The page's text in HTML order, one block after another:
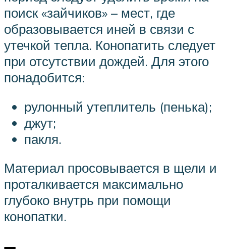
поиск «зайчиков» – мест, где
образовывается иней в связи с
утечкой тепла. Конопатить следует
при отсутствии дождей. Для этого
понадобится:
рулонный утеплитель (пенька);
джут;
пакля.
Материал просовывается в щели и
проталкивается максимально
глубоко внутрь при помощи
конопатки.